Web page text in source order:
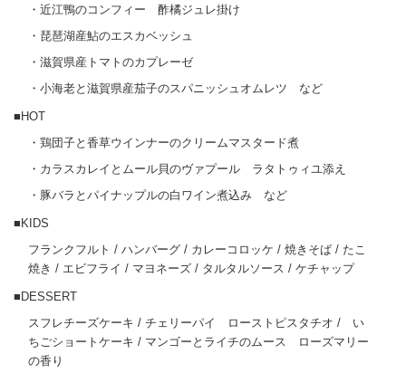
・近江鴨のコンフィー 酢橘ジュレ掛け
・琵琶湖産鮎のエスカベッシュ
・滋賀県産トマトのカプレーゼ
・小海老と滋賀県産茄子のスパニッシュオムレツ など
■HOT
・鶏団子と香草ウインナーのクリームマスタード煮
・カラスカレイとムール貝のヴァプール ラタトゥィユ添え
・豚バラとパイナップルの白ワイン煮込み など
■KIDS
フランクフルト / ハンバーグ / カレーコロッケ / 焼きそば / たこ
焼き / エビフライ / マヨネーズ / タルタルソース / ケチャップ
■DESSERT
スフレチーズケーキ / チェリーパイ ローストピスタチオ / い
ちごショートケーキ / マンゴーとライチのムース ローズマリー
の香り